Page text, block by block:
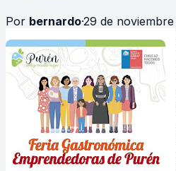
Por bernardo·29 de noviembre